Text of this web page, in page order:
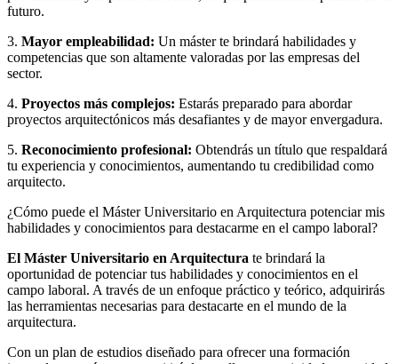
futuro.
3. Mayor empleabilidad: Un máster te brindará habilidades y
competencias que son altamente valoradas por las empresas del
sector.
4. Proyectos más complejos: Estarás preparado para abordar
proyectos arquitectónicos más desafiantes y de mayor envergadura.
5. Reconocimiento profesional: Obtendrás un título que respaldará
tu experiencia y conocimientos, aumentando tu credibilidad como
arquitecto.
¿Cómo puede el Máster Universitario en Arquitectura potenciar mis
habilidades y conocimientos para destacarme en el campo laboral?
El Máster Universitario en Arquitectura te brindará la
oportunidad de potenciar tus habilidades y conocimientos en el
campo laboral. A través de un enfoque práctico y teórico, adquirirás
las herramientas necesarias para destacarte en el mundo de la
arquitectura.
Con un plan de estudios diseñado para ofrecer una formación